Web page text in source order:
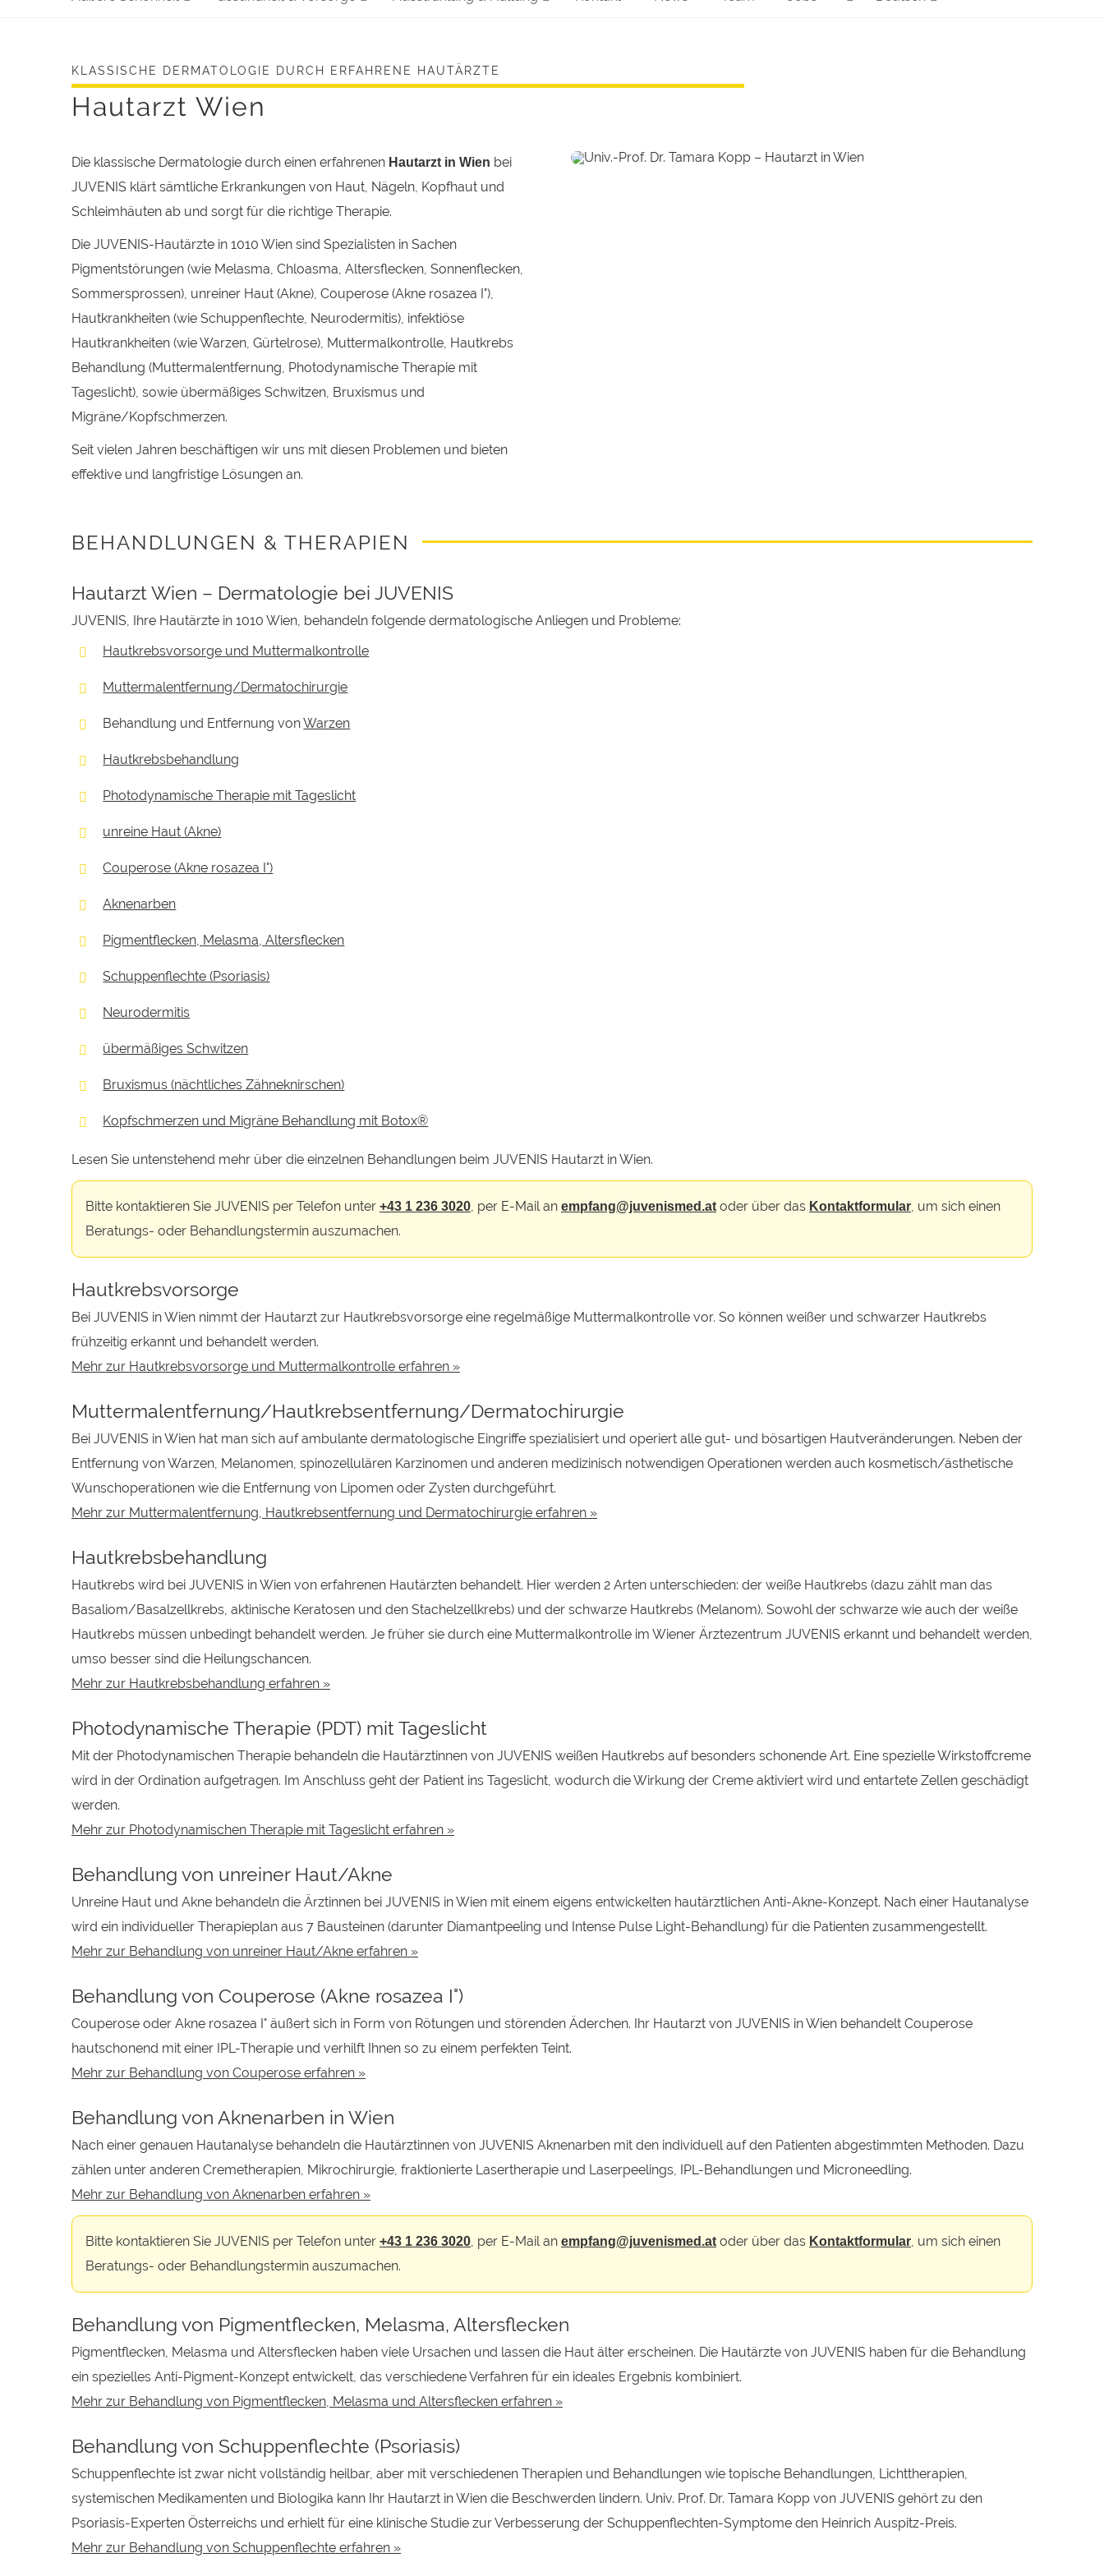
KLASSISCHE DERMATOLOGIE DURCH ERFAHRENE HAUTÄRZTE
Hautarzt Wien
Die klassische Dermatologie durch einen erfahrenen Hautarzt in Wien bei
JUVENIS klärt sämtliche Erkrankungen von Haut, Nägeln, Kopfhaut und
Schleimhäuten ab und sorgt für die richtige Therapie.
Die JUVENIS-Hautärzte in 1010 Wien sind Spezialisten in Sachen
Pigmentstörungen (wie Melasma, Chloasma, Altersflecken, Sonnenflecken,
Sommersprossen), unreiner Haut (Akne), Couperose (Akne rosazea I°),
Hautkrankheiten (wie Schuppenflechte, Neurodermitis), infektiöse
Hautkrankheiten (wie Warzen, Gürtelrose), Muttermalkontrolle, Hautkrebs
Behandlung (Muttermalentfernung, Photodynamische Therapie mit
Tageslicht), sowie übermäßiges Schwitzen, Bruxismus und
Migräne/Kopfschmerzen.
Seit vielen Jahren beschäftigen wir uns mit diesen Problemen und bieten
effektive und langfristige Lösungen an.
BEHANDLUNGEN & THERAPIEN
Hautarzt Wien – Dermatologie bei JUVENIS
JUVENIS, Ihre Hautärzte in 1010 Wien, behandeln folgende dermatologische Anliegen und Probleme:
Hautkrebsvorsorge und Muttermalkontrolle
Muttermalentfernung/Dermatochirurgie
Behandlung und Entfernung vonWarzen
Hautkrebsbehandlung
Photodynamische Therapie mit Tageslicht
unreine Haut (Akne)
Couperose (Akne rosazea I°)
Aknenarben
Pigmentflecken, Melasma, Altersflecken
Schuppenflechte (Psoriasis)
Neurodermitis
übermäßiges Schwitzen
Bruxismus (nächtliches Zähneknirschen)
Kopfschmerzen und Migräne Behandlung mit Botox®
Lesen Sie untenstehend mehr über die einzelnen Behandlungen beim JUVENIS Hautarzt in Wien.
Bitte kontaktieren Sie JUVENIS per Telefon unter +43 1 236 3020, per E-Mail an empfang@juvenismed.at oder über das Kontaktformular, um sich einen
Beratungs- oder Behandlungstermin auszumachen.
Hautkrebsvorsorge
Bei JUVENIS in Wien nimmt der Hautarzt zur Hautkrebsvorsorge eine regelmäßige Muttermalkontrolle vor. So können weißer und schwarzer Hautkrebs
frühzeitig erkannt und behandelt werden.
Mehr zur Hautkrebsvorsorge und Muttermalkontrolle erfahren »
Muttermalentfernung/Hautkrebsentfernung/Dermatochirurgie
Bei JUVENIS in Wien hat man sich auf ambulante dermatologische Eingriffe spezialisiert und operiert alle gut- und bösartigen Hautveränderungen. Neben der
Entfernung von Warzen, Melanomen, spinozellulären Karzinomen und anderen medizinisch notwendigen Operationen werden auch kosmetisch/ästhetische
Wunschoperationen wie die Entfernung von Lipomen oder Zysten durchgeführt.
Mehr zur Muttermalentfernung, Hautkrebsentfernung und Dermatochirurgie erfahren »
Hautkrebsbehandlung
Hautkrebs wird bei JUVENIS in Wien von erfahrenen Hautärzten behandelt. Hier werden 2 Arten unterschieden: der weiße Hautkrebs (dazu zählt man das
Basaliom/Basalzellkrebs, aktinische Keratosen und den Stachelzellkrebs) und der schwarze Hautkrebs (Melanom). Sowohl der schwarze wie auch der weiße
Hautkrebs müssen unbedingt behandelt werden. Je früher sie durch eine Muttermalkontrolle im Wiener Ärztezentrum JUVENIS erkannt und behandelt werden,
umso besser sind die Heilungschancen.
Mehr zur Hautkrebsbehandlung erfahren »
Photodynamische Therapie (PDT) mit Tageslicht
Mit der Photodynamischen Therapie behandeln die Hautärztinnen von JUVENIS weißen Hautkrebs auf besonders schonende Art. Eine spezielle Wirkstoffcreme
wird in der Ordination aufgetragen. Im Anschluss geht der Patient ins Tageslicht, wodurch die Wirkung der Creme aktiviert wird und entartete Zellen geschädigt
werden.
Mehr zur Photodynamischen Therapie mit Tageslicht erfahren »
Behandlung von unreiner Haut/Akne
Unreine Haut und Akne behandeln die Ärztinnen bei JUVENIS in Wien mit einem eigens entwickelten hautärztlichen Anti-Akne-Konzept. Nach einer Hautanalyse
wird ein individueller Therapieplan aus 7 Bausteinen (darunter Diamantpeeling und Intense Pulse Light-Behandlung) für die Patienten zusammengestellt.
Mehr zur Behandlung von unreiner Haut/Akne erfahren »
Behandlung von Couperose (Akne rosazea I°)
Couperose oder Akne rosazea I° äußert sich in Form von Rötungen und störenden Äderchen. Ihr Hautarzt von JUVENIS in Wien behandelt Couperose
hautschonend mit einer IPL-Therapie und verhilft Ihnen so zu einem perfekten Teint.
Mehr zur Behandlung von Couperose erfahren »
Behandlung von Aknenarben in Wien
Nach einer genauen Hautanalyse behandeln die Hautärztinnen von JUVENIS Aknenarben mit den individuell auf den Patienten abgestimmten Methoden. Dazu
zählen unter anderen Cremetherapien, Mikrochirurgie, fraktionierte Lasertherapie und Laserpeelings, IPL-Behandlungen und Microneedling.
Mehr zur Behandlung von Aknenarben erfahren »
Bitte kontaktieren Sie JUVENIS per Telefon unter +43 1 236 3020, per E-Mail an empfang@juvenismed.at oder über das Kontaktformular, um sich einen
Beratungs- oder Behandlungstermin auszumachen.
Behandlung von Pigmentflecken, Melasma, Altersflecken
Pigmentflecken, Melasma und Altersflecken haben viele Ursachen und lassen die Haut älter erscheinen. Die Hautärzte von JUVENIS haben für die Behandlung
ein spezielles Anti-Pigment-Konzept entwickelt, das verschiedene Verfahren für ein ideales Ergebnis kombiniert.
Mehr zur Behandlung von Pigmentflecken, Melasma und Altersflecken erfahren »
Behandlung von Schuppenflechte (Psoriasis)
Schuppenflechte ist zwar nicht vollständig heilbar, aber mit verschiedenen Therapien und Behandlungen wie topische Behandlungen, Lichttherapien,
systemischen Medikamenten und Biologika kann Ihr Hautarzt in Wien die Beschwerden lindern. Univ. Prof. Dr. Tamara Kopp von JUVENIS gehört zu den
Psoriasis-Experten Österreichs und erhielt für eine klinische Studie zur Verbesserung der Schuppenflechten-Symptome den Heinrich Auspitz-Preis.
Mehr zur Behandlung von Schuppenflechte erfahren »